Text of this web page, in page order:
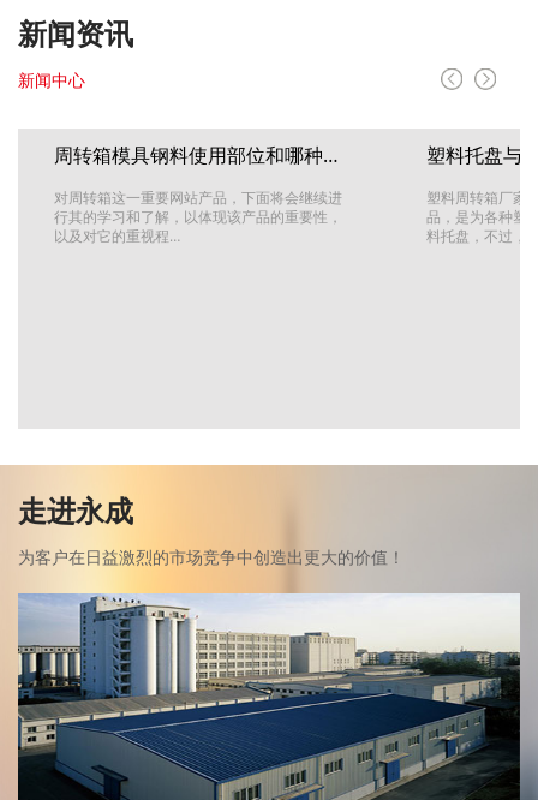
新闻资讯
新闻中心
周转箱模具钢料使用部位和哪种材料较…
对周转箱这一重要网站产品，下面将会继续进
行其的学习和了解，以体现该产品的重要性，
以及对它的重视程…
塑料周转箱厂家
品，是为各种塑
料托盘，不过，
走进永成
为客户在日益激烈的市场竞争中创造出更大的价值！